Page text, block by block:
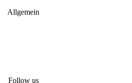
Allgemein
Follow us